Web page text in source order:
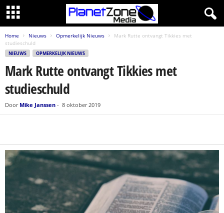
Home Nieuws Opmerkelijk Nieuws
Mark Rutte ontvangt Tikkies met
studieschuld
NIEUWS OPMERKELIJK NIEUWS
Mark Rutte ontvangt Tikkies met
studieschuld
Door Mike Janssen - 8 oktober 2019